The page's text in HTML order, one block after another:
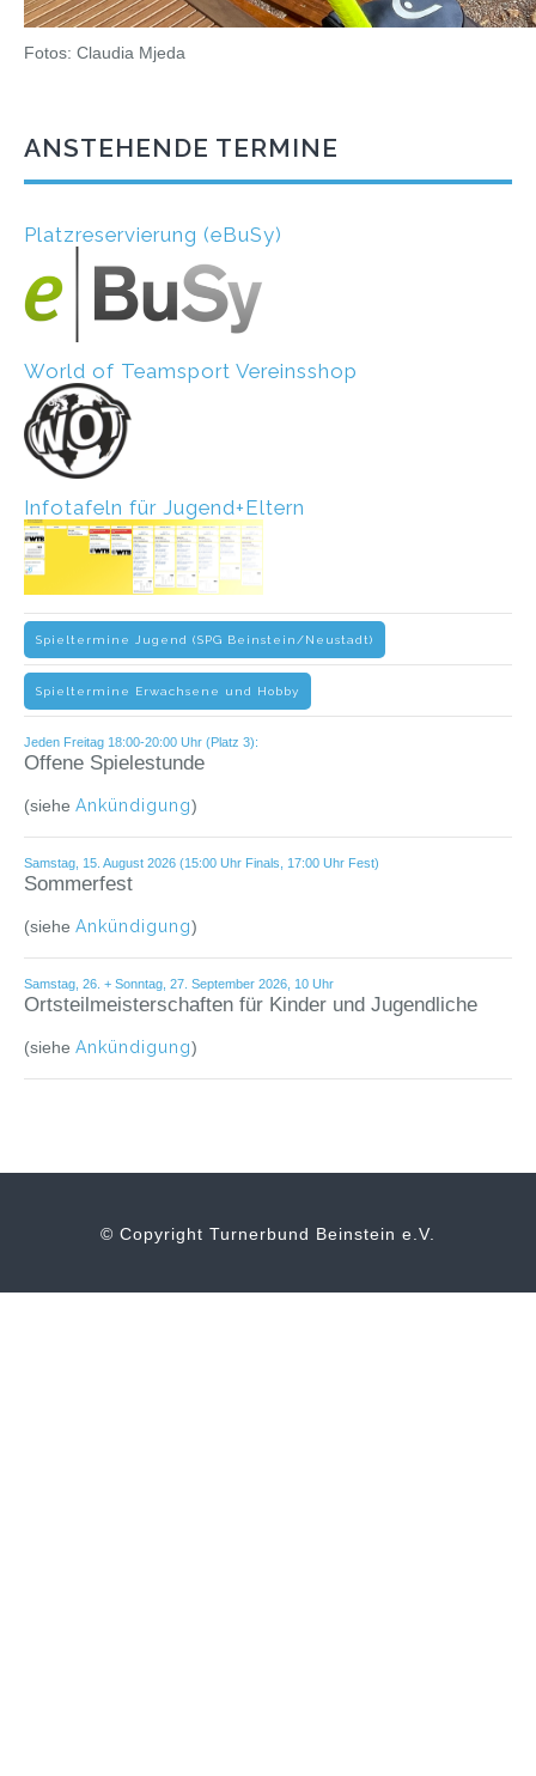
Fotos: Claudia Mjeda
ANSTEHENDE TERMINE
Platzreservierung (eBuSy)
World of Teamsport Vereinsshop
Infotafeln für Jugend+Eltern
Spieltermine Jugend (SPG Beinstein/Neustadt)
Spieltermine Erwachsene und Hobby
Jeden Freitag 18:00-20:00 Uhr (Platz 3):
Offene Spielestunde
(siehe Ankündigung)
Samstag, 15. August 2026 (15:00 Uhr Finals, 17:00 Uhr Fest)
Sommerfest
(siehe Ankündigung)
Samstag, 26. + Sonntag, 27. September 2026, 10 Uhr
Ortsteilmeisterschaften für Kinder und Jugendliche
(siehe Ankündigung)
© Copyright Turnerbund Beinstein e.V.